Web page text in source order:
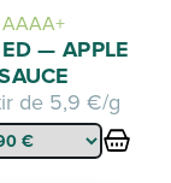
AAAA+
— APPLE
de 5,9 €/g